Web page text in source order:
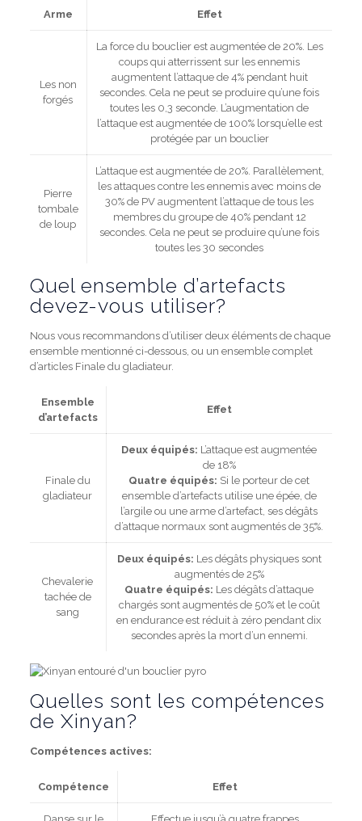
Arme Effet
Les non
forgés
La force du bouclier est augmentée de 20%. Les
coups qui atterrissent sur les ennemis
augmentent l’attaque de 4% pendant huit
secondes. Cela ne peut se produire qu’une fois
toutes les 0,3 seconde. L’augmentation de
l’attaque est augmentée de 100% lorsqu’elle est
protégée par un bouclier
Pierre
tombale
de loup
L’attaque est augmentée de 20%. Parallèlement,
les attaques contre les ennemis avec moins de
30% de PV augmentent l’attaque de tous les
membres du groupe de 40% pendant 12
secondes. Cela ne peut se produire qu’une fois
toutes les 30 secondes
Quel ensemble d’artefacts
devez-vous utiliser?
Nous vous recommandons d’utiliser deux éléments de chaque
ensemble mentionné ci-dessous, ou un ensemble complet
d’articles Finale du gladiateur.
Ensemble
d’artefacts
Effet
Finale du
gladiateur
Deux équipés: L’attaque est augmentée
de 18%
Quatre équipés: Si le porteur de cet
ensemble d’artefacts utilise une épée, de
l’argile ou une arme d’artefact, ses dégâts
d’attaque normaux sont augmentés de 35%.
Chevalerie
tachée de
sang
Deux équipés: Les dégâts physiques sont
augmentés de 25%
Quatre équipés: Les dégâts d’attaque
chargés sont augmentés de 50% et le coût
en endurance est réduit à zéro pendant dix
secondes après la mort d’un ennemi.
Quelles sont les compétences
de Xinyan?
Compétences actives:
Compétence Effet